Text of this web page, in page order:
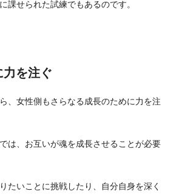
課せられた試練でもあるのです。
力を注ぐ
、女性側もさらなる成長のために力を注
は、お互いが魂を成長させることが必要
たいことに挑戦したり、自分自身を深く